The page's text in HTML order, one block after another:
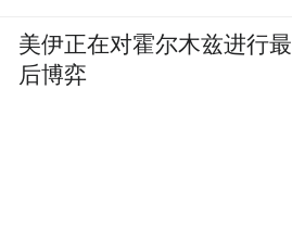
美伊正在对霍尔木兹进行最
后博弈